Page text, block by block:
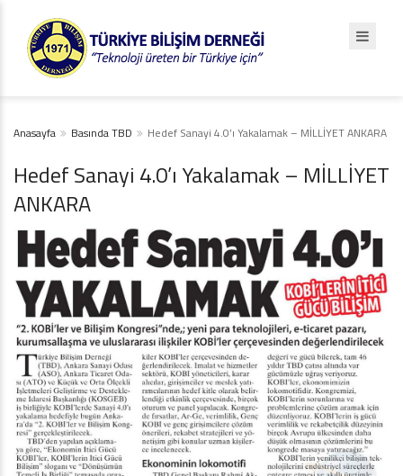
Anasayfa Basında TBD Hedef Sanayi 4.0’ı Yakalamak – MİLLİYET ANKARA
Hedef Sanayi 4.0’ı Yakalamak – MİLLİYET
ANKARA